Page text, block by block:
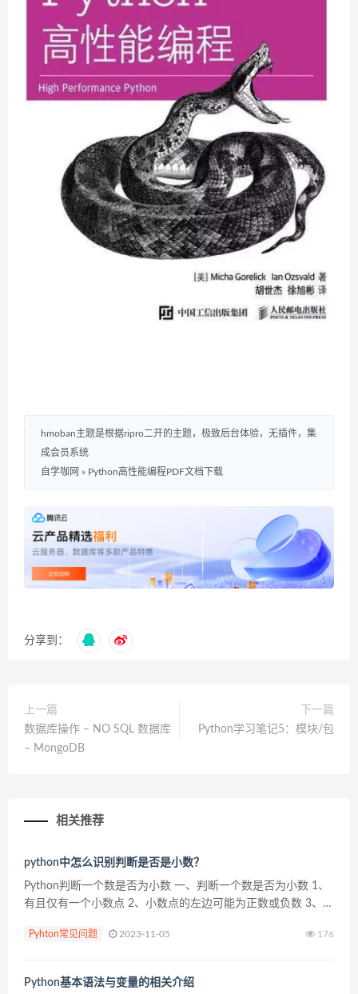
hmoban主题是根据ripro二开的主题，极致后台体验，无插件，集
成会员系统
自学咖网 » Python高性能编程PDF文档下载
分享到：
上一篇
数据库操作 – NO SQL 数据库
– MongoDB
下一篇
Python学习笔记5：模块/包
相关推荐
python中怎么识别判断是否是小数？
Python判断一个数是否为小数 一、判断一个数是否为小数 1、
有且仅有一个小数点 2、小数点的左边可能为正数或负数 3、小
Pyhton常见问题 2023-11-05 176
Python基本语法与变量的相关介绍